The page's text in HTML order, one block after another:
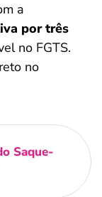
a
por três
no FGTS.
no
Saque-